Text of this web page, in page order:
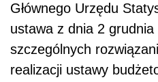
Głównego Urzędu
ustawa z dnia 2
szczególnych
realizacji ustawy